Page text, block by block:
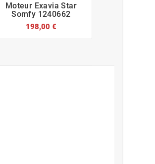
  
Moteur Exavia Star
Somfy 1240662
198,00 €